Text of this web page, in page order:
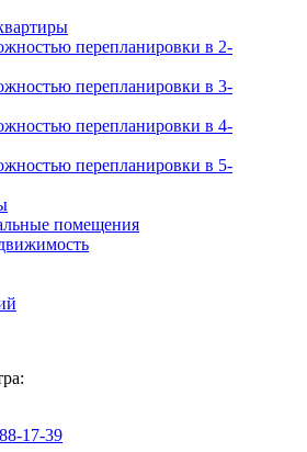
перепланировки в 2-
перепланировки в 3-
перепланировки в 4-
перепланировки в 5-
помещения
17-39